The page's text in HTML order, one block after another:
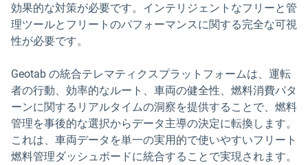
効果的な対策が必要です。インテリジェントなフリーと管
理ツールとフリートのパフォーマンスに関する完全な可視
性が必要です。
Geotab の統合テレマティクスプラットフォームは、運転
者の行動、効率的なルート、車両の健全性、燃料消費パタ
ーンに関するリアルタイムの洞察を提供することで、燃料
管理を事後的な選択からデータ主導の決定に転換します。
これは、車両データを単一の実用的で使いやすいフリート
燃料管理ダッシュボードに統合することで実現されます。